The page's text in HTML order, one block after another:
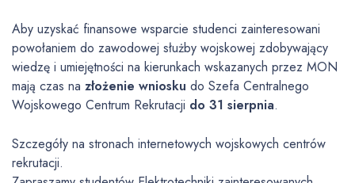
Aby uzyskać finansowe wsparcie studenci zainteresowani
powołaniem do zawodowej służby wojskowej zdobywający
wiedzę i umiejętności na kierunkach wskazanych przez MON
mają czas na złożenie wniosku do Szefa Centralnego
Wojskowego Centrum Rekrutacji do 31 sierpnia.
Szczegóły na stronach internetowych wojskowych centrów
rekrutacji.